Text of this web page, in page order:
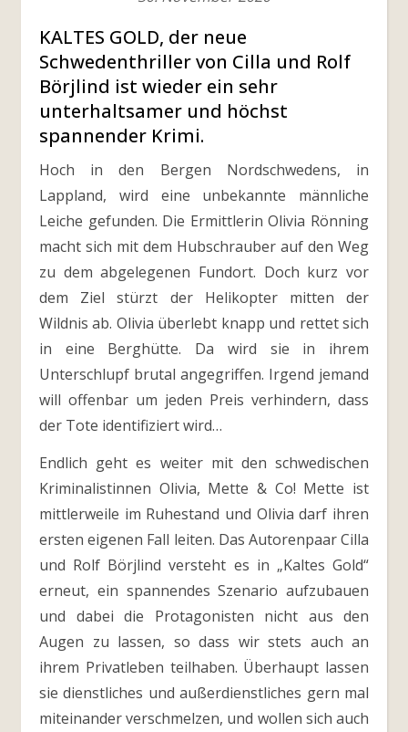
KALTES GOLD, der neue
Schwedenthriller von Cilla und Rolf
Börjlind ist wieder ein sehr
unterhaltsamer und höchst
spannender Krimi.
Hoch in den Bergen Nordschwedens, in
Lappland, wird eine unbekannte männliche
Leiche gefunden. Die Ermittlerin Olivia Rönning
macht sich mit dem Hubschrauber auf den Weg
zu dem abgelegenen Fundort. Doch kurz vor
dem Ziel stürzt der Helikopter mitten der
Wildnis ab. Olivia überlebt knapp und rettet sich
in eine Berghütte. Da wird sie in ihrem
Unterschlupf brutal angegriffen. Irgend jemand
will offenbar um jeden Preis verhindern, dass
der Tote identifiziert wird…
Endlich geht es weiter mit den schwedischen
Kriminalistinnen Olivia, Mette & Co! Mette ist
mittlerweile im Ruhestand und Olivia darf ihren
ersten eigenen Fall leiten. Das Autorenpaar Cilla
und Rolf Börjlind versteht es in „Kaltes Gold“
erneut, ein spannendes Szenario aufzubauen
und dabei die Protagonisten nicht aus den
Augen zu lassen, so dass wir stets auch an
ihrem Privatleben teilhaben. Überhaupt lassen
sie dienstliches und außerdienstliches gern mal
miteinander verschmelzen, und wollen sich auch